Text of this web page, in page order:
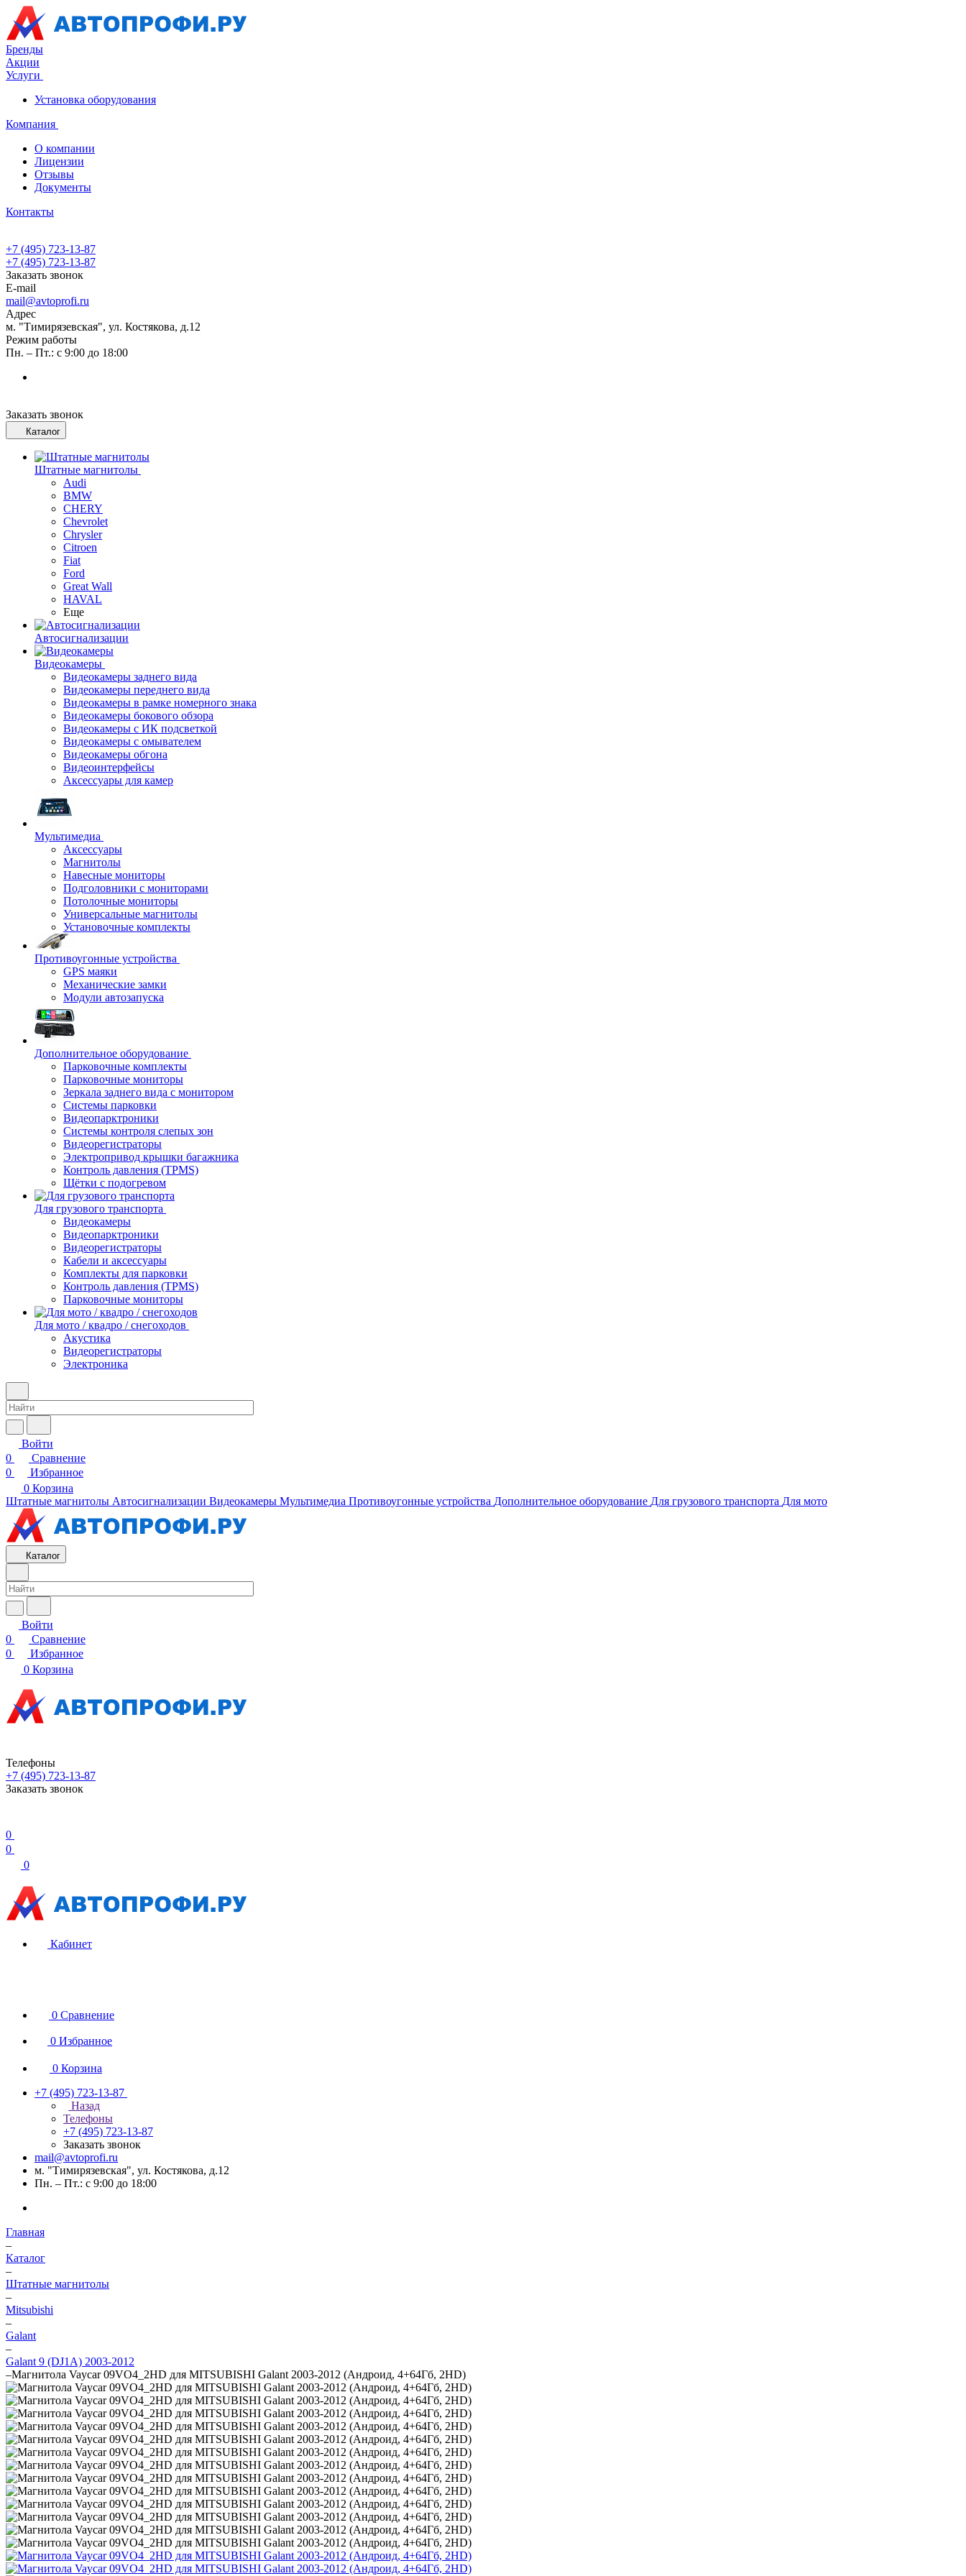
Бренды
Акции
Услуги
Установка оборудования
Компания
О компании
Лицензии
Отзывы
Документы
Контакты
+7 (495) 723-13-87
+7 (495) 723-13-87
Заказать звонок
E-mail
mail@avtoprofi.ru
Адрес
м. "Тимирязевская", ул. Костякова, д.12
Режим работы
Пн. – Пт.: с 9:00 до 18:00
Заказать звонок
Каталог
Штатные магнитолы
Audi
BMW
CHERY
Chevrolet
Chrysler
Citroen
Fiat
Ford
Great Wall
HAVAL
Еще
Автосигнализации
Видеокамеры
Видеокамеры заднего вида
Видеокамеры переднего вида
Видеокамеры в рамке номерного знака
Видеокамеры бокового обзора
Видеокамеры с ИК подсветкой
Видеокамеры с омывателем
Видеокамеры обгона
Видеоинтерфейсы
Аксессуары для камер
Мультимедиа
Аксессуары
Магнитолы
Навесные мониторы
Подголовники с мониторами
Потолочные мониторы
Универсальные магнитолы
Установочные комплекты
Противоугонные устройства
GPS маяки
Механические замки
Модули автозапуска
Дополнительное оборудование
Парковочные комплекты
Парковочные мониторы
Зеркала заднего вида с монитором
Системы парковки
Видеопарктроники
Системы контроля слепых зон
Видеорегистраторы
Электропривод крышки багажника
Контроль давления (TPMS)
Щётки с подогревом
Для грузового транспорта
Видеокамеры
Видеопарктроники
Видеорегистраторы
Кабели и аксессуары
Комплекты для парковки
Контроль давления (TPMS)
Парковочные мониторы
Для мото / квадро / снегоходов
Акустика
Видеорегистраторы
Электроника
Войти
0
Сравнение
0
Избранное
0 Корзина
Штатные магнитолы Автосигнализации Видеокамеры Мультимедиа Противоугонные устройства Дополнительное оборудование Для грузового транспорта Для мото
Каталог
Войти
0
Сравнение
0
Избранное
0 Корзина
Телефоны
+7 (495) 723-13-87
Заказать звонок
0
0
0
Кабинет
0 Сравнение
0 Избранное
0 Корзина
+7 (495) 723-13-87
Назад
Телефоны
+7 (495) 723-13-87
Заказать звонок
mail@avtoprofi.ru
м. "Тимирязевская", ул. Костякова, д.12
Пн. – Пт.: с 9:00 до 18:00
Главная
–
Каталог
–
Штатные магнитолы
–
Mitsubishi
–
Galant
–
Galant 9 (DJ1A) 2003-2012
–Магнитола Vaycar 09VO4_2HD для MITSUBISHI Galant 2003-2012 (Андроид, 4+64Гб, 2HD)